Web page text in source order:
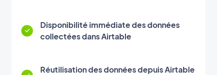
Disponibilité immédiate des données
collectées dans Airtable
Réutilisation des données depuis Airtable